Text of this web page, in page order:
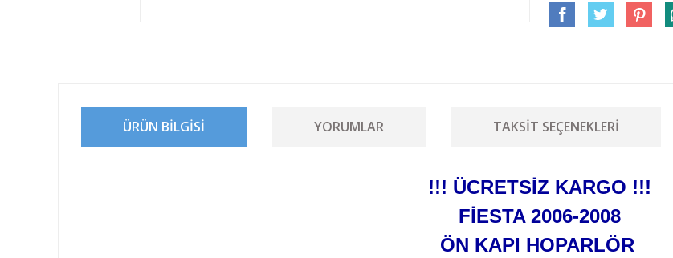
ÜRÜN BILGISI YORUMLAR TAKSIT SEÇENEKLERI
!!! ÜCRETSİZ KARGO !!!
FİESTA 2006-2008
ÖN KAPI HOPARLÖR